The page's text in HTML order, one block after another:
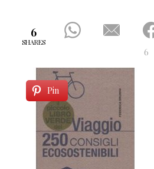
6
SHARES
6
Pin